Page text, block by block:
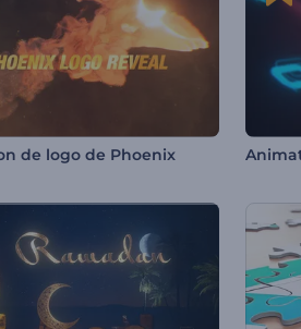
de logo de Phoenix